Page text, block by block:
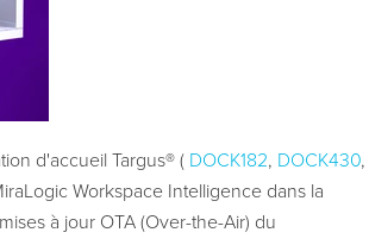
d'accueil Targus® ( DOCK182, DOCK430,
Workspace Intelligence dans la
à jour OTA (Over-the-Air) du